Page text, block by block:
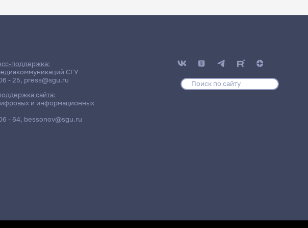
поддержка:
СГУ
- 25, press@sgu.ru
сайта:
и информационных
- 64, bessonov@sgu.ru